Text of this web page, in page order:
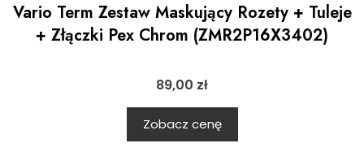
Vario Term Zestaw Maskujący Rozety + Tuleje
+ Złączki Pex Chrom (ZMR2P16X3402)
89,00 zł
Zobacz cenę